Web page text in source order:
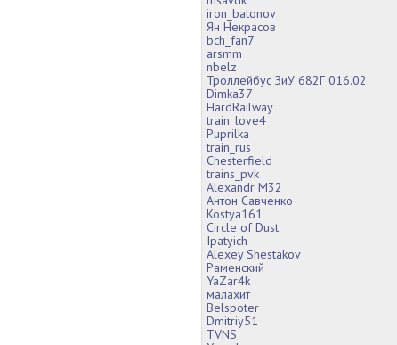
iron_batonov
Ян Некрасов
bch_fan7
arsmm
nbelz
Троллейбус ЗиУ 682Г 016.02
Dimka37
HardRailway
train_love4
Puprilka
train_rus
Chesterfield
trains_pvk
Alexandr M32
Антон Савченко
Kostya161
Circle of Dust
Ipatyich
Alexey Shestakov
Раменский
YaZar4k
малахит
Belspoter
Dmitriy51
TVNS